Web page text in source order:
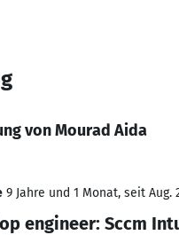
von Mourad Aida
9 Jahre und 1 Monat, seit Aug.
engineer: Sccm